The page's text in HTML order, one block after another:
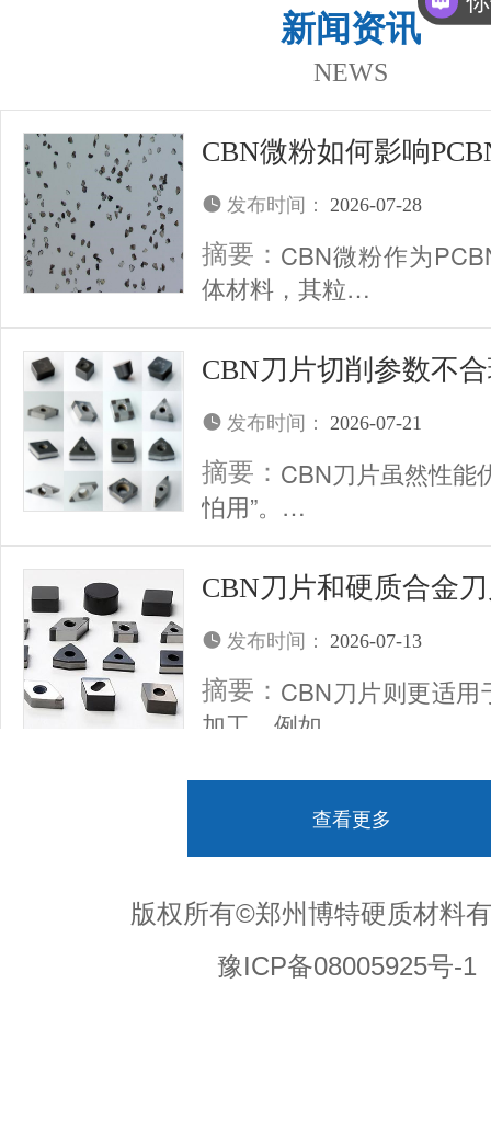
新闻资讯
NEWS
CBN微粉如何影响
发布时间： 2026-07-28
摘要： CBN微粉作为
体材料，其粒…
CBN刀片切削参数不
发布时间： 2026-07-21
摘要： CBN刀片虽然性能
怕用”。…
CBN刀片和硬质合金
发布时间： 2026-07-13
摘要： CBN刀片则更适
加工，例如…
查看更多
版权所有©郑州博特硬质材料
豫ICP备08005925号-1